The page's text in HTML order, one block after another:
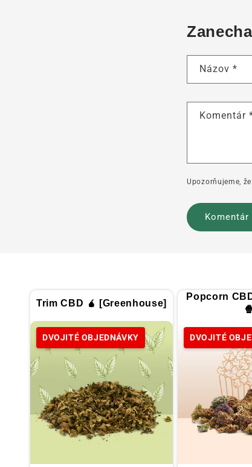
Názov *
Komentár
Upozorňujeme,
Trim CBD 🧉 [Greenhouse]
DVOJITÉ OBJEDNÁVKY
Popcorn
🍿
DVOJITÉ